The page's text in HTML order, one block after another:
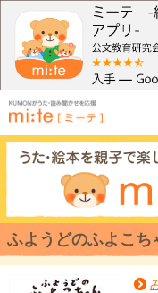
ふようどのふよこち